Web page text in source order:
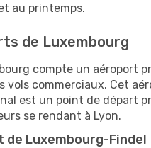
au printemps.
de Luxembourg
compte un aéroport
vols commerciaux. Cet
est un point de départ
se rendant à Lyon.
de Luxembourg-Findel